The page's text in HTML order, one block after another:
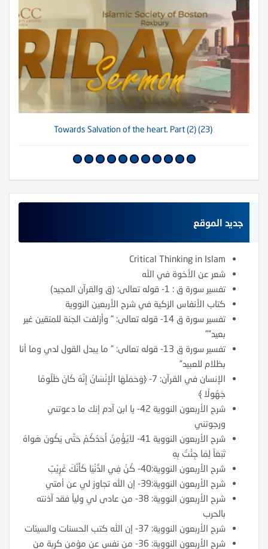
(23) Towards Salvation of the heart. Part (2)
جديد الموقع
Critical Thinking in Islam
شعر عن الأخوة في الله
تفسير سورة ق : 1- قوله تعالى: (ق والقرآن المجيد)
كتاب الأنفاس الزكية في شرح الأربعين النووية
تفسير سورة ق 14- قوله تعالى: ” وأزلفت الجنة للمتقين غير
بعيد””
تفسير سورة ق 13- قوله تعالى: ” ما يبدل القول لدي وما أنا
بظلام للعبيد”
الإنسان في القرآن: 7- ﴿وَحَمَلَهَا الْإِنْسَانُ إِنَّهُ كَانَ ظَلُومًا
جَهُولًا ﴾
شرح الأربعون النووية 42- يا ابن آدم إنك ما دعوتني
ورجوتني
شرح الأربعون النووية 41- لاَيُؤْمِنُ أَحَدُكُمْ حَتَّى يَكُونَ هَواهُ
تَبَعَاً لِمَا جِئْتُ بِهِ
شرح الأربعون النووية:40- كُنْ فِي الدُّنْيَا كَأَنَّكَ غَرِيْبٌ
شرح الأربعون النووية:39- إن الله تجاوز لي عن أمتي
شرح الأربعون النووية: 38- من عادى لي ولياً فقد آذنته
بالحرب
شرح الأربعون النووية: 37- إن الله كتب الحسنات والسيئات
شرح الأربعون النووية: 36- من نفس عن مؤمن كربة من